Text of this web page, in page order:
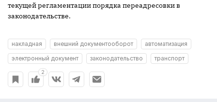
текущей регламентации порядка переадресовки в
законодательстве.
накладная внешний документооборот
автоматизация
электронный документ
законодательство транспорт
2